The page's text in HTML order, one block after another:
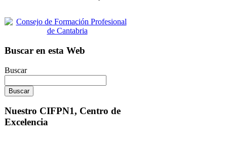
Buscar en esta Web
Buscar
Nuestro CIFPN1, Centro de
Excelencia